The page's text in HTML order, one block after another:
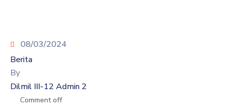
PPID
KINERJA
RB
08/03/2024
Berita
By
Dilmil III-12 Admin 2
Comment off